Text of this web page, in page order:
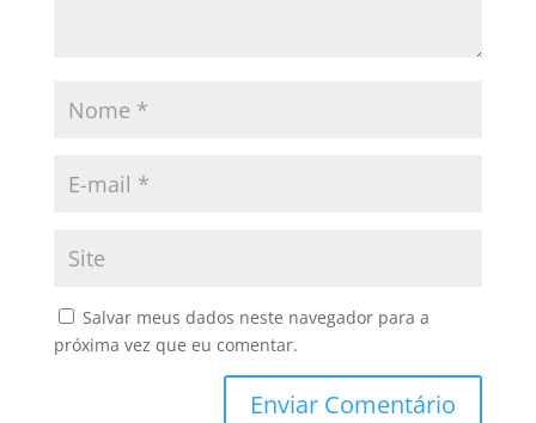
Salvar meus dados neste navegador para a
próxima vez que eu comentar.